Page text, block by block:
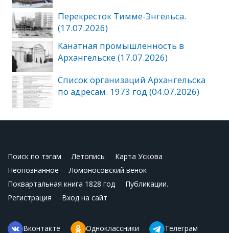
Перекресток Тимме-Энгельса.
(17.07.2026)
Канатная промышленность в
Архангельске (17.07.2026)
Список организаций Архангельска
по адресам. 1973 год (04.07.2026)
Поиск по тэгам Летопись
Карта Ускова
Неопознанное
Ломоносовский венок
Поквартальная книга 1828 год
Публикации.
Регистрация
Вход на сайт
Вконтакте Одноклассники Телеграм